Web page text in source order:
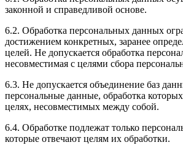
законной и справедливой основе.
6.2. Обработка персональных данных
достижением конкретных, заранее
целей. Не допускается обработка
несовместимая с целями сбора
6.3. Не допускается объединение баз
персональные данные, обработка
целях, несовместимых между собой.
6.4. Обработке подлежат только
которые отвечают целям их обработки.